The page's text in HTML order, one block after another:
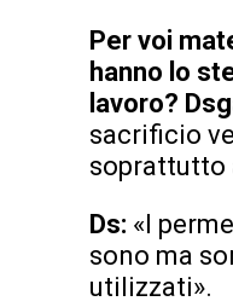
Per voi
hanno lo
lavoro?
sacrificio
soprattutto
Ds: «I
sono ma
utilizzati».